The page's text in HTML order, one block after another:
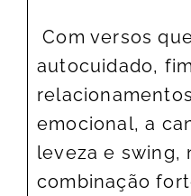
Com versos
autocuidado,
emocional, a
leveza e swing,
combinação